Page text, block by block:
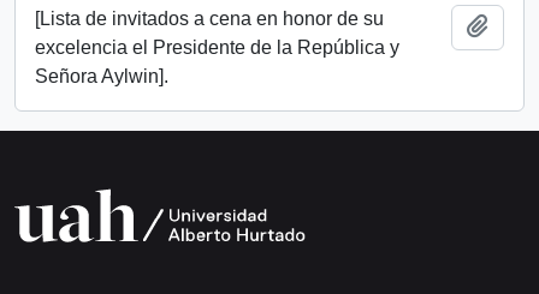
[Lista de invitados a cena en honor de su
excelencia el Presidente de la República y
Señora Aylwin].